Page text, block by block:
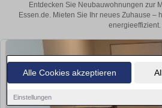
Alle Cookies akzeptieren
Einstellungen
Entdecken Sie Neubauwohnungen zur
Essen.de. Mieten Sie Ihr neues Zuhause –
energieeffizient.